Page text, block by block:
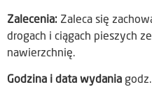
Zalecenia: Zaleca się
drogach i ciągach pieszych
nawierzchnię.
Godzina i data wydania